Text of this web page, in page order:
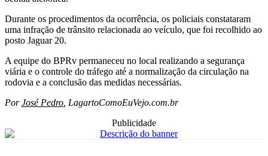
Durante os procedimentos da ocorrência, os policiais constataram
uma infração de trânsito relacionada ao veículo, que foi recolhido ao
posto Jaguar 20.
A equipe do BPRv permaneceu no local realizando a segurança
viária e o controle do tráfego até a normalização da circulação na
rodovia e a conclusão das medidas necessárias.
PorJosé Pedro , LagartoComoEuVejo.com.br
Publicidade